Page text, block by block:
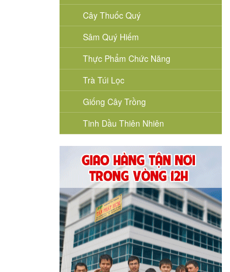
Cây Thuốc Quý
Sâm Quý Hiếm
Thực Phẩm Chức Năng
Trà Túi Lọc
Giống Cây Trồng
Tinh Dầu Thiên Nhiên